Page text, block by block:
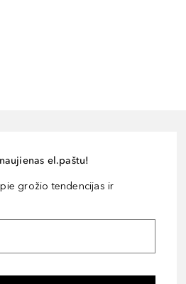
el.paštu!
grožio tendencijas ir